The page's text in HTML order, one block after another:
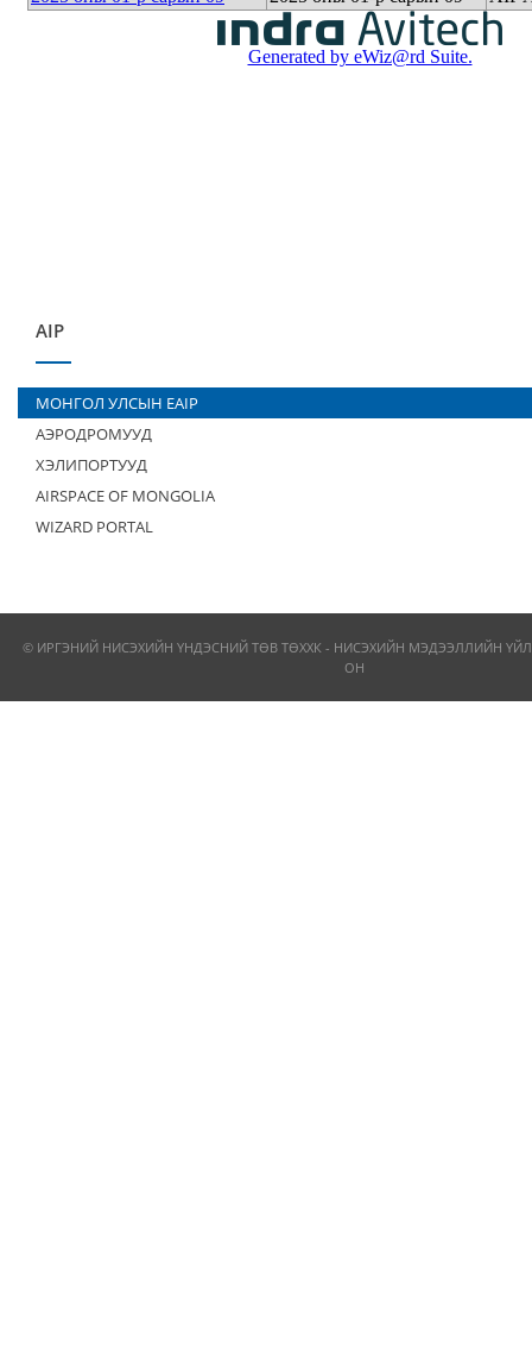
AIP
МОНГОЛ УЛСЫН EAIP
АЭРОДРОМУУД
ХЭЛИПОРТУУД
AIRSPACE OF MONGOLIA
WIZARD PORTAL
© ИРГЭНИЙ НИСЭХИЙН ҮНДЭСНИЙ ТӨВ ТӨХХК - НИСЭХИЙН МЭДЭЭЛЛИЙН
ОН